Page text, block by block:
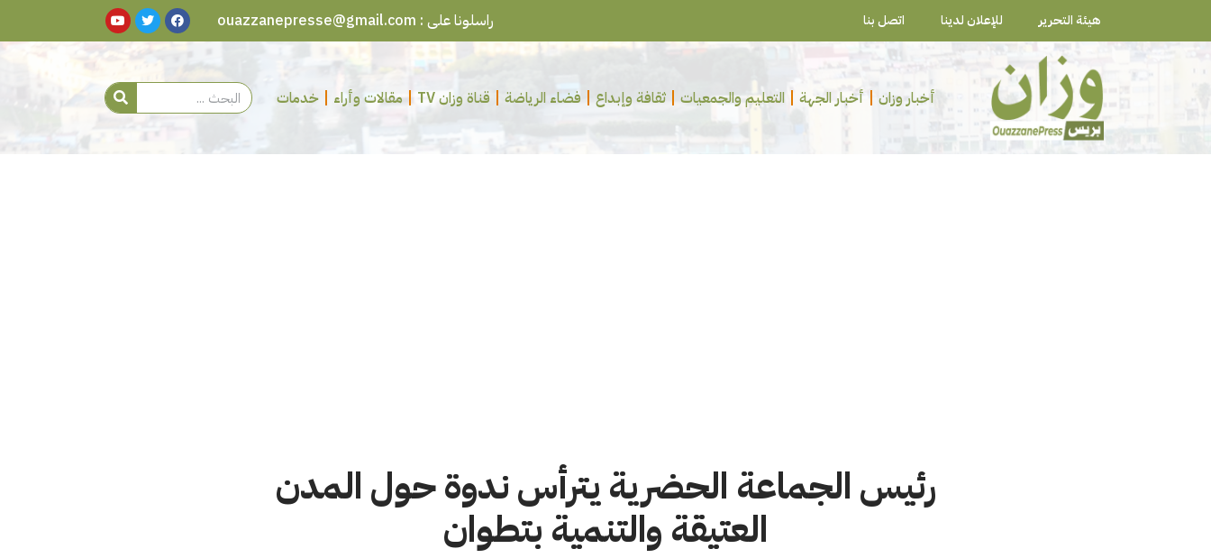
هيئة التحرير للإعلان لدينا اتصل بنا راسلونا على : ouazzanepresse@gmail.com
أخبار وزان أخبار الجهة التعليم والجمعيات ثقافة وإبداع فضاء الرياضة قناة وزان TV مقالات وأراء خدمات
رئيس الجماعة الحضرية يترأس ندوة حول المدن
العتيقة والتنمية بتطوان